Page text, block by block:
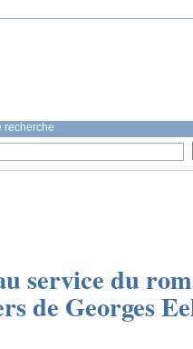
recherche
service du
de Georges